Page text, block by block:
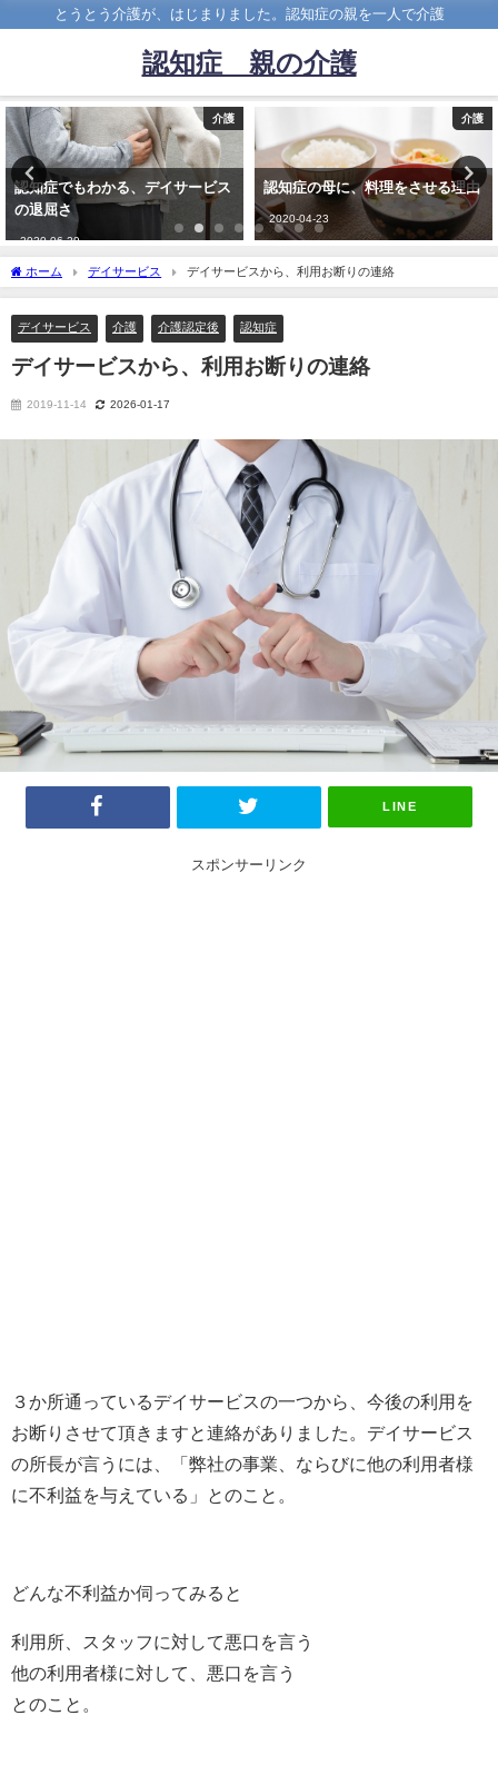
とうとう介護が、はじまりました。認知症の親を一人で介護
認知症 親の介護
介護
認知症でもわかる、デイサービス
の退屈さ
2020-06-29
介護
認知症の母に、料理をさせる理由
2020-04-23
ホーム デイサービス デイサービスから、利用お断りの連絡
デイサービス 介護 介護認定後 認知症
デイサービスから、利用お断りの連絡
2019-11-14 2026-01-17
LINE
スポンサーリンク
３か所通っているデイサービスの一つから、今後の利用を
お断りさせて頂きますと連絡がありました。デイサービス
の所長が言うには、「弊社の事業、ならびに他の利用者様
に不利益を与えている」とのこと。
どんな不利益か伺ってみると
利用所、スタッフに対して悪口を言う
他の利用者様に対して、悪口を言う
とのこと。